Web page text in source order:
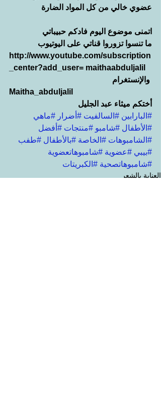
عضوي خالي من كل المواد الضارة
اتمنى موضوع اليوم فادكم حبيباتي
ما تنسوا تزوروا قناتي على اليوتيوب
http://www.youtube.com/subscription
_center?add_user= maithaabduljalil
Maitha_abduljalil
أختكم ميثاء عبد الجليل
#البارابين #السالفيت #أضرار #ماهي
#الأطفال #شامبو #منتجات #أفضل
#الشامبوهات #الخاصة #بالأطفال #طفب
#بيبي #عضوية #شامبوهاتعضوية
#شامبوهاتصحية #الكبريتات
العناية بالشعر